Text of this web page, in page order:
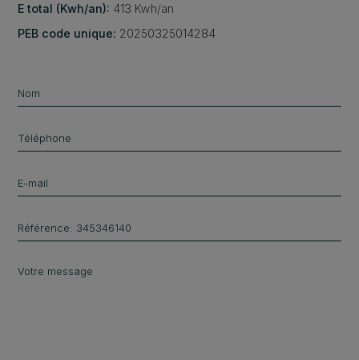
E total (Kwh/an): 413 Kwh/an
PEB code unique: 20250325014284